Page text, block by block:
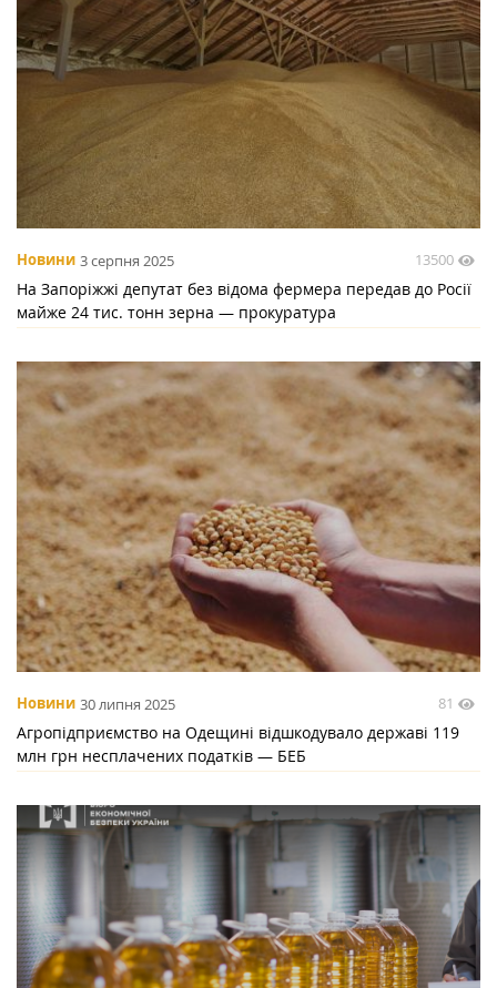
Новини 3 серпня 2025 13500
На Запоріжжі депутат без відома фермера передав до Росії
майже 24 тис. тонн зерна — прокуратура
Новини 30 липня 2025 81
Агропідприємство на Одещині відшкодувало державі 119
млн грн несплачених податків — БЕБ